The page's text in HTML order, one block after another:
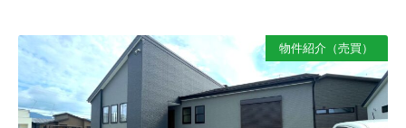
物件紹介（売買）